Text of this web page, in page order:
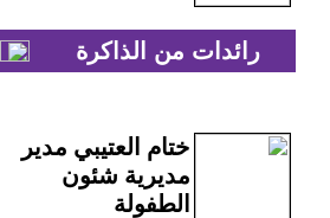
رائدات من الذاكرة
ختام العتيبي مدير
مديرية شئون
الطفولة